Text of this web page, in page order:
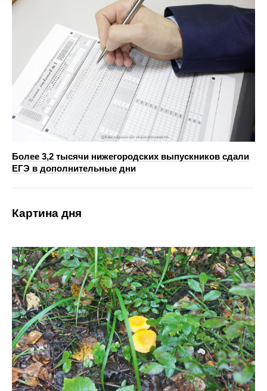
Более 3,2 тысячи нижегородских выпускников сдали
ЕГЭ в дополнительные дни
Картина дня